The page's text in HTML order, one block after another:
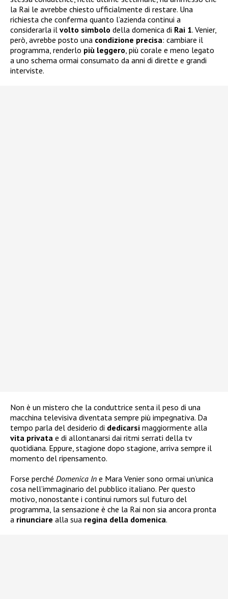
la Rai le avrebbe chiesto ufficialmente di restare. Una
richiesta che conferma quanto l’azienda continui a
considerarla il volto simbolo della domenica di Rai 1. Venier,
però, avrebbe posto una condizione precisa: cambiare il
programma, renderlo più leggero, più corale e meno legato
a uno schema ormai consumato da anni di dirette e grandi
interviste.
Non è un mistero che la conduttrice senta il peso di una
macchina televisiva diventata sempre più impegnativa. Da
tempo parla del desiderio di dedicarsi maggiormente alla
vita privata e di allontanarsi dai ritmi serrati della tv
quotidiana. Eppure, stagione dopo stagione, arriva sempre il
momento del ripensamento.
Forse perché Domenica In e Mara Venier sono ormai un’unica
cosa nell’immaginario del pubblico italiano. Per questo
motivo, nonostante i continui rumors sul futuro del
programma, la sensazione è che la Rai non sia ancora pronta
a rinunciare alla sua regina della domenica.